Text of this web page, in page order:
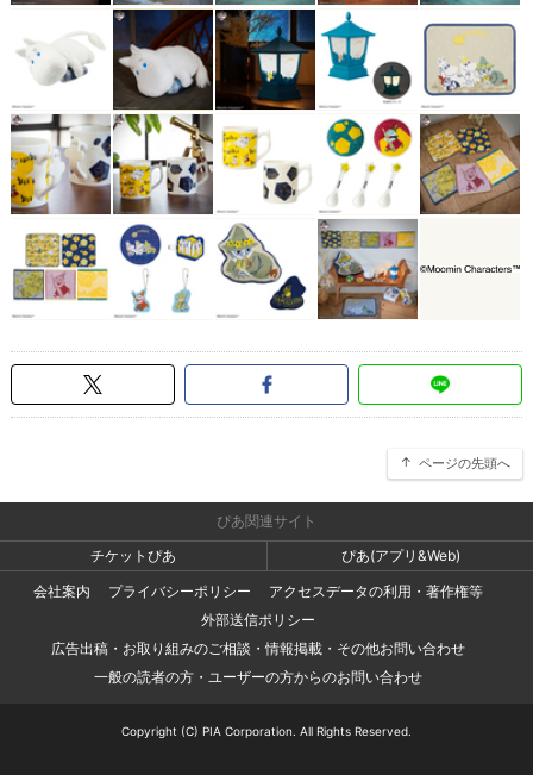
ページの先頭へ
ぴあ関連サイト
チケットぴあ
ぴあ(アプリ&Web)
会社案内
プライバシーポリシー
アクセスデータの利用・著作権等
外部送信ポリシー
広告出稿・お取り組みのご相談・情報掲載・その他お問い合わせ
一般の読者の方・ユーザーの方からのお問い合わせ
Copyright (C) PIA Corporation. All Rights Reserved.